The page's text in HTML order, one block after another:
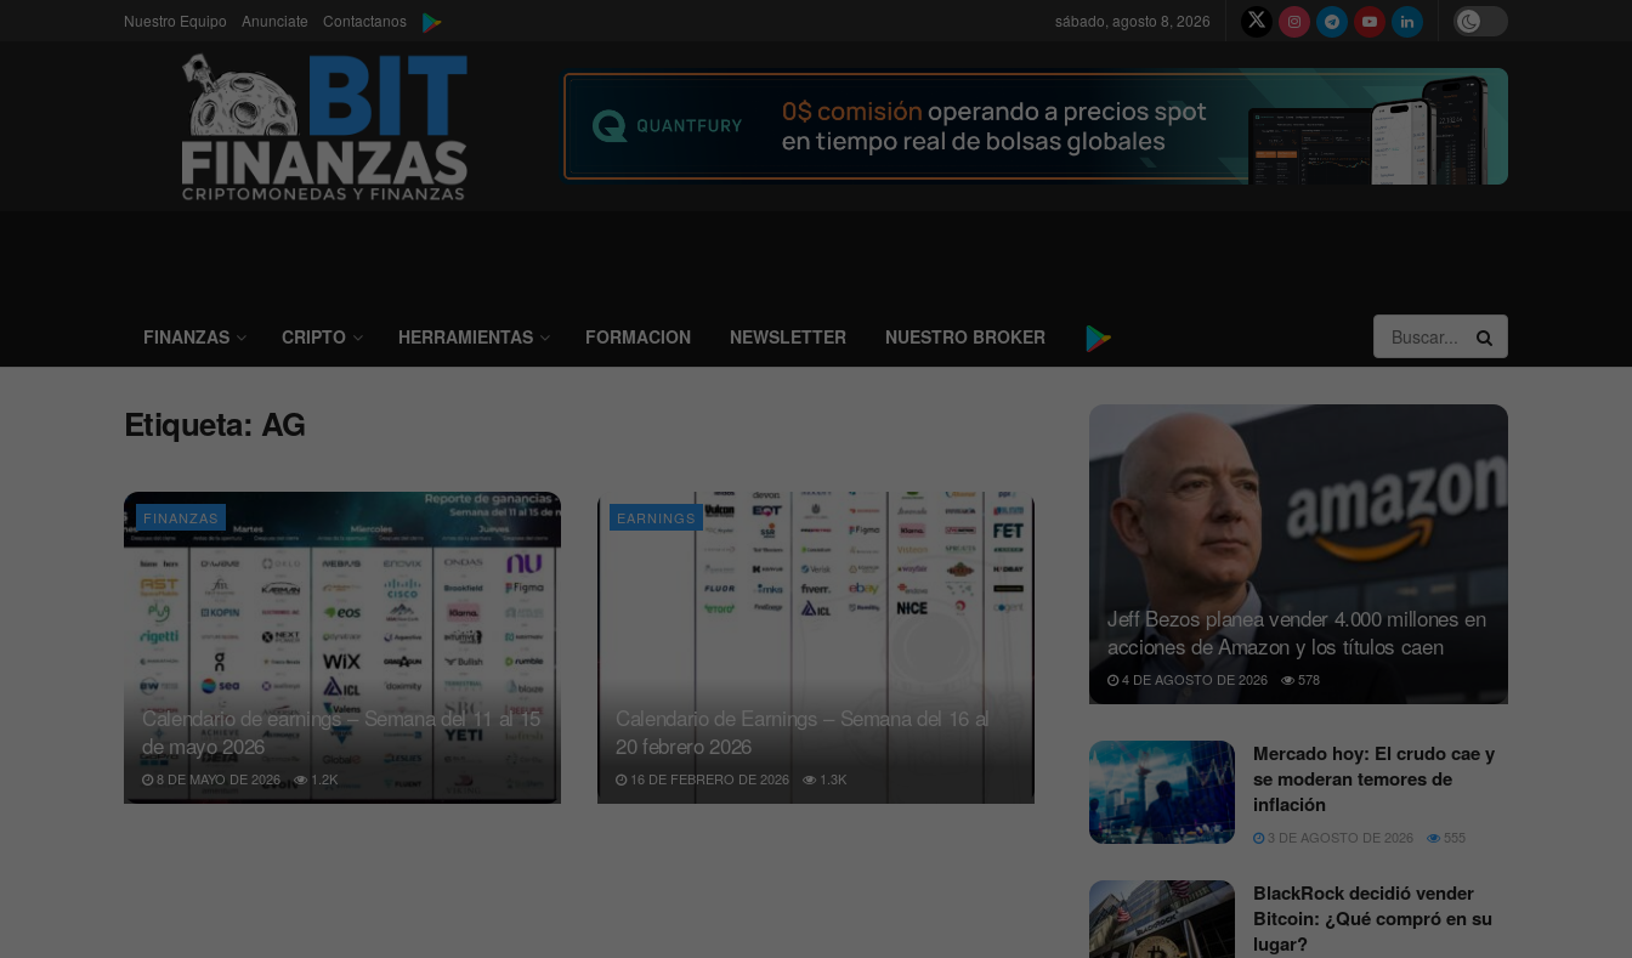
Nuestro Equipo Anunciate Contactanos sábado, agosto 8, 2026
FINANZAS CRIPTO HERRAMIENTAS FORMACION NEWSLETTER NUESTRO BROKER
Etiqueta: AG
FINANZAS
Calendario de earnings – Semana del 11 al 15
de mayo 2026
8 DE MAYO DE 2026 1.2K
EARNINGS
Calendario de Earnings – Semana del 16 al
20 febrero 2026
16 DE FEBRERO DE 2026 1.3K
Jeff Bezos planea vender 4.000 millones en
acciones de Amazon y los títulos caen
4 DE AGOSTO DE 2026 578
Mercado hoy: El crudo cae y
se moderan temores de
inflación
3 DE AGOSTO DE 2026 555
BlackRock decidió vender
Bitcoin: ¿Qué compró en su
lugar?